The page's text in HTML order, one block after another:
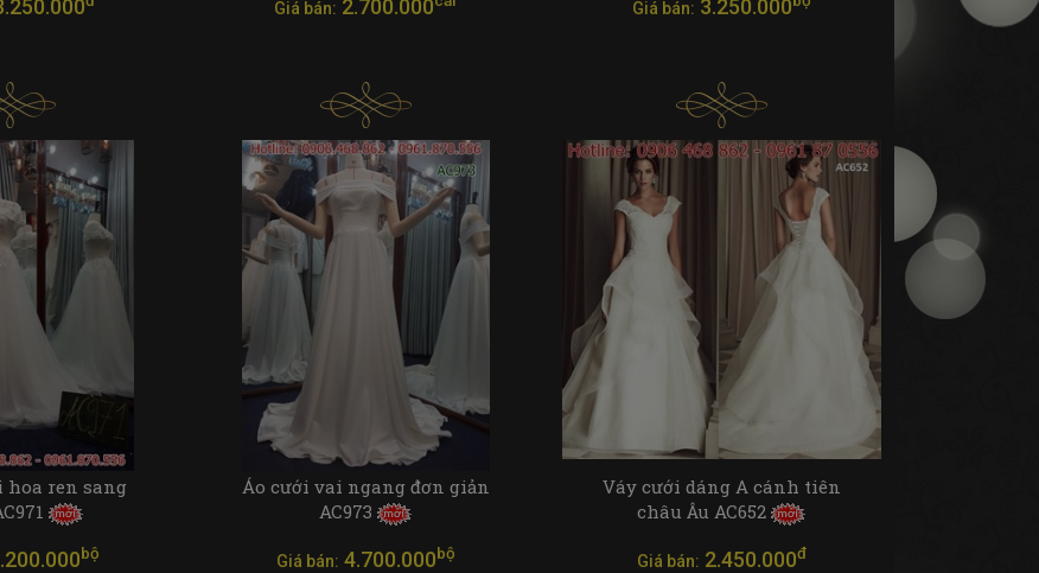
Giá bán: 2.700.000 Giá bán: 3.250.000
hoa ren sang
bộ
Áo cưới vai ngang đơn giản
AC973
Giá bán: 4.700.000bộ
Váy cưới dáng A cánh tiên
châu Âu AC652
Giá bán: 2.450.000đ